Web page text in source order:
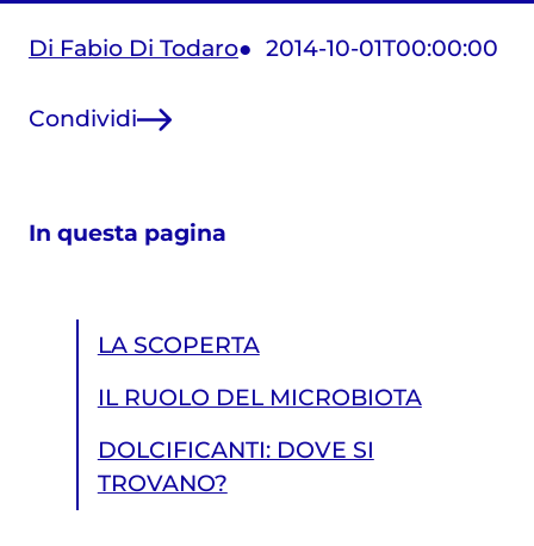
Di Fabio Di Todaro 2014-10-01T00:00:00
Condividi
In questa pagina
LA SCOPERTA
IL RUOLO DEL MICROBIOTA
DOLCIFICANTI: DOVE SI
TROVANO?